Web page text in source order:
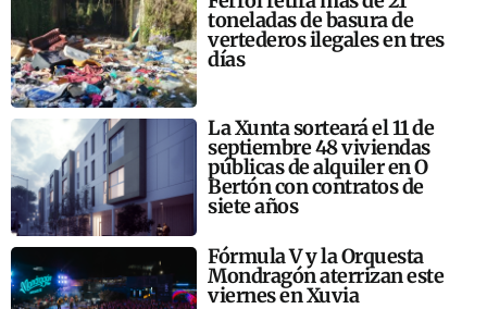
toneladas de basura de
vertederos ilegales en tres
días
La Xunta sorteará el 11 de
septiembre 48 viviendas
públicas de alquiler en O
Bertón con contratos de
siete años
Fórmula V y la Orquesta
Mondragón aterrizan este
viernes en Xuvia